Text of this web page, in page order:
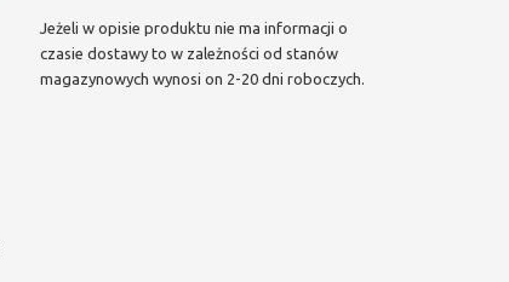
Jeżeli w opisie produktu nie ma informacji o
czasie dostawy to w zależności od stanów
magazynowych wynosi on 2-20 dni roboczych.